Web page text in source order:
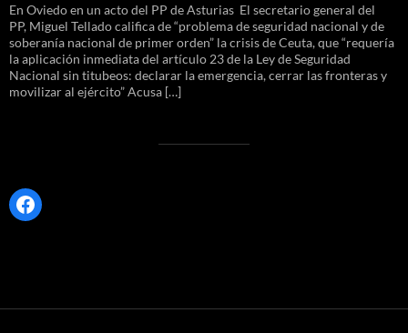
En Oviedo en un acto del PP de Asturias El secretario general del
PP, Miguel Tellado califica de “problema de seguridad nacional y de
soberanía nacional de primer orden” la crisis de Ceuta, que “requería
la aplicación inmediata del artículo 23 de la Ley de Seguridad
Nacional sin titubeos: declarar la emergencia, cerrar las fronteras y
movilizar al ejército” Acusa […]
Facebook